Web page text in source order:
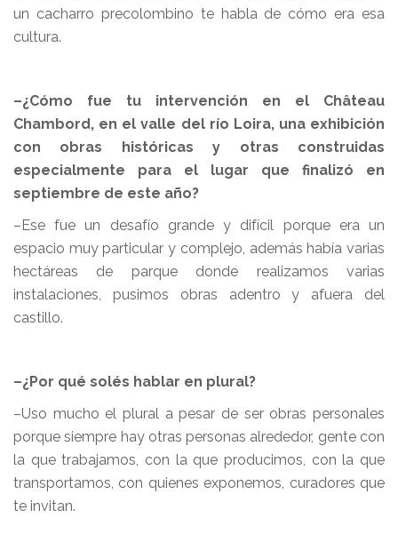
un cacharro precolombino te habla de cómo era esa
cultura.
–¿Cómo fue tu intervención en el Château
Chambord, en el valle del río Loira, una exhibición
con obras históricas y otras construidas
especialmente para el lugar que finalizó en
septiembre de este año?
–Ese fue un desafío grande y difícil porque era un
espacio muy particular y complejo, además había varias
hectáreas de parque donde realizamos varias
instalaciones, pusimos obras adentro y afuera del
castillo.
–¿Por qué solés hablar en plural?
–Uso mucho el plural a pesar de ser obras personales
porque siempre hay otras personas alrededor, gente con
la que trabajamos, con la que producimos, con la que
transportamos, con quienes exponemos, curadores que
te invitan.